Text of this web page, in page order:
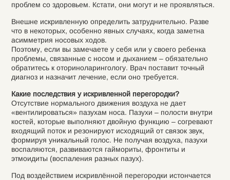
проблем со здоровьем. Кстати, они могут и не проявляться.
Внешне искривленную определить затруднительно. Разве
что в некоторых, особенно явных случаях, когда заметна
асимметрия носовых ходов.
Поэтому, если вы замечаете у себя или у своего ребенка
проблемы, связанные с носом и дыханием – обязательно
обратитесь к оториноларингологу. Врач поставит точный
диагноз и назначит лечение, если оно требуется.
Какие последствия у искривленной перегородки?
Отсутствие нормального движения воздуха не дает
«вентилироваться» пазухам носа. Пазухи – полости внутри
костей, которые выполняют двойную функцию – согревают
входящий поток и резонируют исходящий от связок звук,
формируя уникальный голос. Не получая воздуха, пазухи
воспаляются, развиваются гаймориты, фронтиты и
этмоидиты (воспаления разных пазух).
Под воздействием искривлённой перегородки истончается